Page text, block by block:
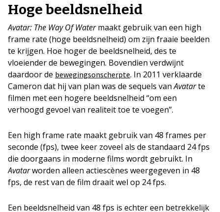
Hoge beeldsnelheid
Avatar: The Way Of Watermaakt gebruik van een high
frame rate (hoge beeldsnelheid) om zijn fraaie beelden
te krijgen. Hoe hoger de beeldsnelheid, des te
vloeiender de bewegingen. Bovendien verdwijnt
daardoor de bewegingsonscherpte. In 2011 verklaarde
Cameron dat hij van plan was de sequels vanAvatarte
filmen met een hogere beeldsnelheid “om een
verhoogd gevoel van realiteit toe te voegen”.
Een high frame rate maakt gebruik van 48 frames per
seconde (fps), twee keer zoveel als de standaard 24 fps
die doorgaans in moderne films wordt gebruikt. In
Avatarworden alleen actiescènes weergegeven in 48
fps, de rest van de film draait wel op 24 fps.
Een beeldsnelheid van 48 fps is echter een betrekkelijk